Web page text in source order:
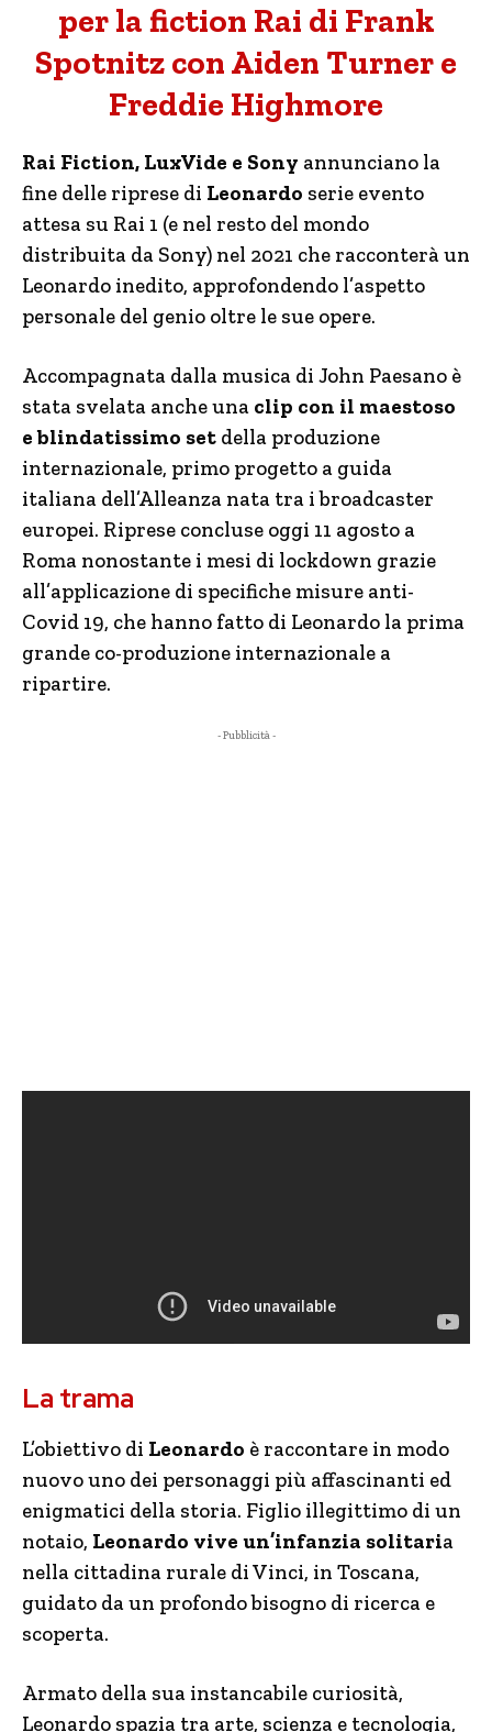
per la fiction Rai di Frank
Spotnitz con Aiden Turner e
Freddie Highmore
Rai Fiction, LuxVide e Sony annunciano la
fine delle riprese di Leonardo serie evento
attesa su Rai 1 (e nel resto del mondo
distribuita da Sony) nel 2021 che racconterà un
Leonardo inedito, approfondendo l’aspetto
personale del genio oltre le sue opere.
Accompagnata dalla musica di John Paesano è
stata svelata anche una clip con il maestoso
e blindatissimo set della produzione
internazionale, primo progetto a guida
italiana dell’Alleanza nata tra i broadcaster
europei. Riprese concluse oggi 11 agosto a
Roma nonostante i mesi di lockdown grazie
all’applicazione di specifiche misure anti-
Covid 19, che hanno fatto di Leonardo la prima
grande co-produzione internazionale a
ripartire.
- Pubblicità -
La trama
L’obiettivo di Leonardo è raccontare in modo
nuovo uno dei personaggi più affascinanti ed
enigmatici della storia. Figlio illegittimo di un
notaio, Leonardo vive un’infanzia solitaria
nella cittadina rurale di Vinci, in Toscana,
guidato da un profondo bisogno di ricerca e
scoperta.
Armato della sua instancabile curiosità,
Leonardo spazia tra arte, scienza e tecnologia,